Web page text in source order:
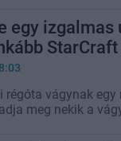
egy izgalmas
vágynak egy
meg nekik a